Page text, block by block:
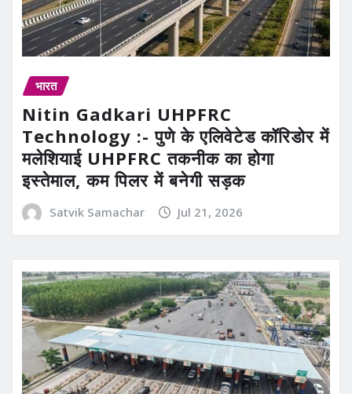
भारत
Nitin Gadkari UHPFRC
Technology :- पुणे के एलिवेटेड कॉरिडोर में
मलेशियाई UHPFRC तकनीक का होगा
इस्तेमाल, कम पिलर में बनेगी सड़क
Satvik Samachar Jul 21, 2026